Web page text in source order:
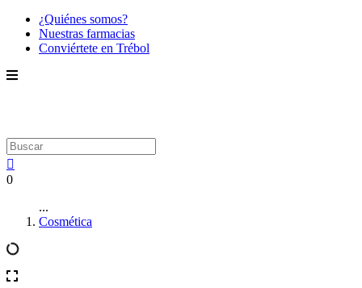
¿Quiénes somos?
Nuestras farmacias
Conviértete en Trébol
0
...
Cosmética